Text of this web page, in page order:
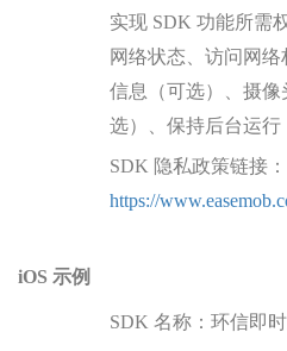
实现 SDK 功能所需
网络状态、访问网
信息（可选）、摄
选）、保持后台运行
SDK 隐私政策链接：
https://
iOS 示例
SDK 名称：环信即